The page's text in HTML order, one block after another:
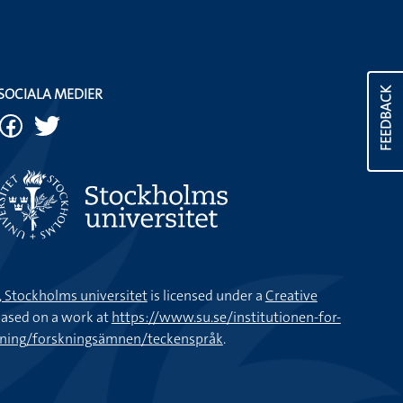
FEEDBACK
MEDIER
universitetis licensed under aCreative
on a work athttps://www.su.se/institutionen-for-
forskningsämnen/teckenspråk.